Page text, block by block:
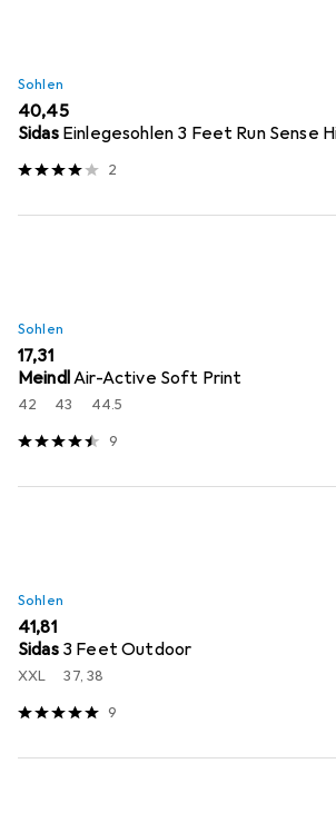
Sohlen
EUR
40,45
Sidas Einlegesohlen 3 Feet Run Sense
2
Sohlen
EUR
17,31
MeindlAir-Active Soft Print
42 43 44.5
9
Sohlen
EUR
41,81
Sidas 3 Feet Outdoor
XXL 37, 38
9